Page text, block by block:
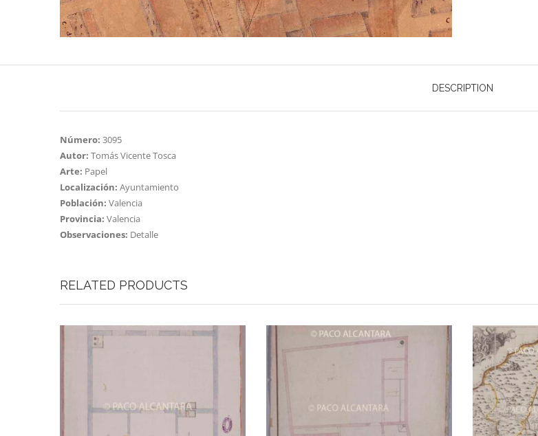
DESCRIPTION
Número: 3095
Autor: Tomás Vicente Tosca
Arte: Papel
Localización: Ayuntamiento
Población: Valencia
Provincia: Valencia
Observaciones: Detalle
RELATED PRODUCTS